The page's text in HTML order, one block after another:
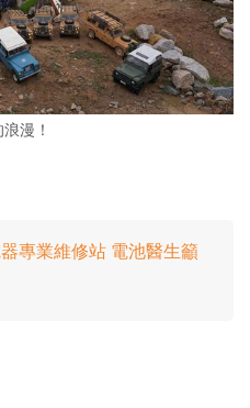
漫！
專業維修站 電池醫生籲